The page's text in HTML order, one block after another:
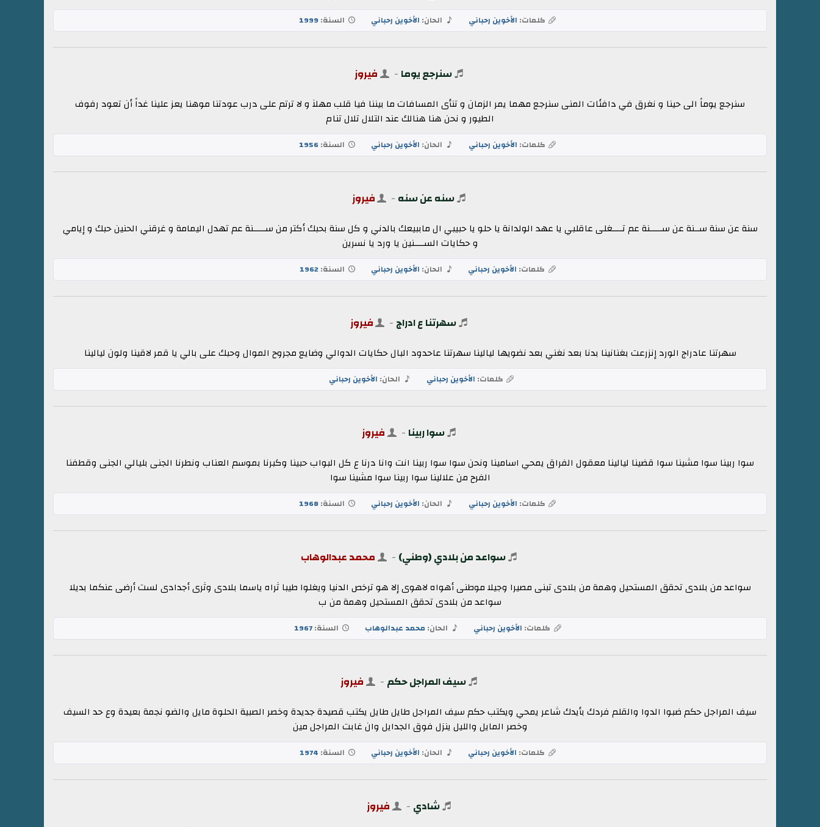
كلمات: الأخوين رحباني الحان: الأخوين رحباني السنة:1999
سنرجع يوما - فيروز
سنرجع يوماً الى حينا و نغرق في دافئات المنى سنرجع مهما يمر الزمان و تنأى المسافات ما بيننا فيا قلب مهلآ و لا ترتم على درب عودتنا موهنا يعز علينا غداً أن تعود رفوف
الطيور و نحن هنا هنالك عند التلال تلال تنام
كلمات: الأخوين رحباني الحان: الأخوين رحباني السنة:1956
سنه عن سنه - فيروز
سنة عن سنة ســنة عن ســـــنة عم تــــغلى عاقلبي يا عهد الولدانة يا حلو يا حبيبي ال ماببيعك بالدني و كل سنة بحبك أكتر من ســـــنة عم تهدل اليمامة و غرقني الحنين حبك و إيامي
و حكايات الســــنين يا ورد يا نسرين
كلمات: الأخوين رحباني الحان: الأخوين رحباني السنة:1962
سهرتنا ع ادراج - فيروز
سهرتنا عادراج الورد إنزرعت بغنانينا بدنا بعد نغني بعد نضويها ليالينا سهرتنا عاحدود البال حكايات الدوالي وضايع مجروح الموال وحبك على بالي يا قمر لاقينا ولون ليالينا
كلمات: الأخوين رحباني الحان: الأخوين رحباني
سوا ربينا - فيروز
سوا ربينا سوا مشينا سوا قضينا ليالينا معقول الفراق يمحي اسامينا ونحن سوا سوا ربينا انت وانا درنا ع كل البواب حبينا وكبرنا بموسم العناب ونطرنا الجنى بليالي الجنى وقطفنا
الفرح من علالينا سوا ربينا سوا مشينا سوا
كلمات: الأخوين رحباني الحان: الأخوين رحباني السنة:1968
سواعد من بلادي (وطني) - محمد عبدالوهاب
سواعد من بلادى تحقق المستحيل وهمة من بلادى تبنى مصيرا وجيلا موطنى أهواه لاهوى إلا هو ترخص الدنيا ويغلوا طيبا ثراه ياسما بلادى وثرى أجدادى لست أرضى عنكما بديلا
سواعد من بلادى تحقق المستحيل وهمة من ب
كلمات: الأخوين رحباني الحان: محمد عبدالوهاب السنة:1967
سيف المراجل حكم - فيروز
سيف المراجل حكم ضبوا الدوا والقلم فردك بأيدك شاعر يمحي ويكتب حكم سيف المراجل طايل طايل يكتب قصيدة جديدة وخصر الصبية الحلوة مايل والضو نجمة بعيدة وع حد السيف
وخصر المايل والليل ينزل فوق الجدايل وان غابت المراجل مين
كلمات: الأخوين رحباني الحان: الأخوين رحباني السنة: 1974
شادي - فيروز